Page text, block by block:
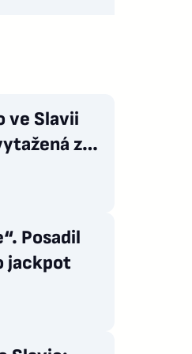
ve Slavii
z
Posadil
jackpot